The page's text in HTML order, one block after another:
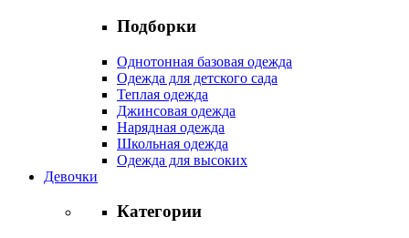
Подборки
Однотонная базовая одежда
Одежда для детского сада
Теплая одежда
Джинсовая одежда
Нарядная одежда
Школьная одежда
Одежда для высоких
Девочки
Категории